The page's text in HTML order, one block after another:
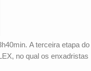
A terceira etapa do
no qual os enxadristas